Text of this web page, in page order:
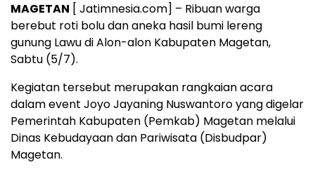
MAGETAN [ Jatimnesia.com] – Ribuan warga
berebut roti bolu dan aneka hasil bumi lereng
gunung Lawu di Alon-alon Kabupaten Magetan,
Sabtu (5/7).
Kegiatan tersebut merupakan rangkaian acara
dalam event Joyo Jayaning Nuswantoro yang digelar
Pemerintah Kabupaten (Pemkab) Magetan melalui
Dinas Kebudayaan dan Pariwisata (Disbudpar)
Magetan.